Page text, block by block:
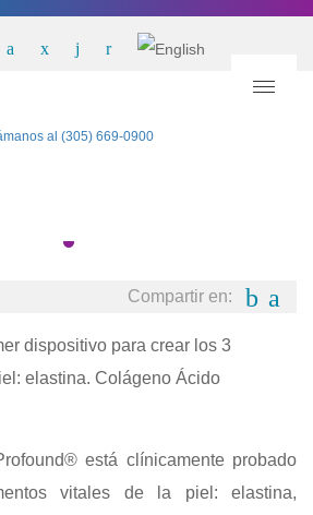
al (305) 669-0900
Compartir en:
dispositivo para crear los 3
elastina. Colágeno Ácido
está clínicamente probado
vitales de la piel: elastina,